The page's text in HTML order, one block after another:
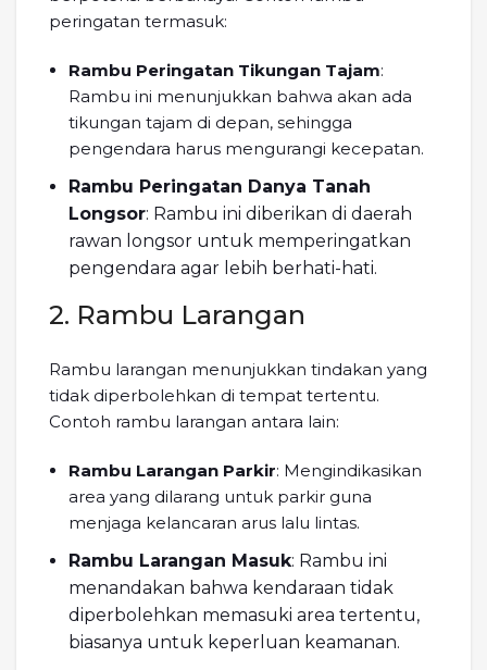
peringatan termasuk:
Rambu Peringatan Tikungan Tajam:
Rambu ini menunjukkan bahwa akan ada
tikungan tajam di depan, sehingga
pengendara harus mengurangi kecepatan.
Rambu Peringatan Danya Tanah
Longsor: Rambu ini diberikan di daerah
rawan longsor untuk memperingatkan
pengendara agar lebih berhati-hati.
2. Rambu Larangan
Rambu larangan menunjukkan tindakan yang
tidak diperbolehkan di tempat tertentu.
Contoh rambu larangan antara lain:
Rambu Larangan Parkir: Mengindikasikan
area yang dilarang untuk parkir guna
menjaga kelancaran arus lalu lintas.
Rambu Larangan Masuk: Rambu ini
menandakan bahwa kendaraan tidak
diperbolehkan memasuki area tertentu,
biasanya untuk keperluan keamanan.